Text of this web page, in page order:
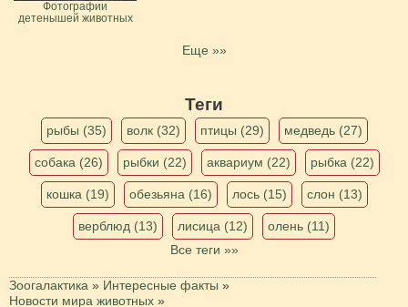
Фотографии
детенышей животных
Еще »»
Теги
рыбы (35) волк (32) птицы (29) медведь (27)
собака (26) рыбки (22) аквариум (22) рыбка (22)
кошка (19) обезьяна (16) лось (15) слон (13)
верблюд (13) лисица (12)
олень (11)
Все теги »»
Зоогалактика » Интересные факты »
Новости мира животных »